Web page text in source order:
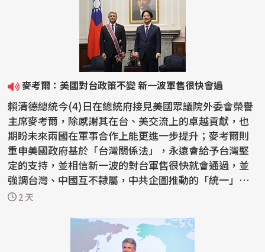
麥考爾：美國對台政策不變 新一波軍售很快會過
賴清德總統今(4)日在總統府接見美國眾議院外委會榮譽
主席麥考爾，除感謝其在台、美交流上的卓越貢獻，也
期盼未來兩國在軍事合作上能更進一步提升；麥考爾則
重申美國政府基於「台灣關係法」，永遠會給予台灣堅
定的支持，並相信新一波的對台軍售很快就會通過，並
強調台灣、中國互不隸屬，中共企圖推動的「統一」絕
不會...
2 天